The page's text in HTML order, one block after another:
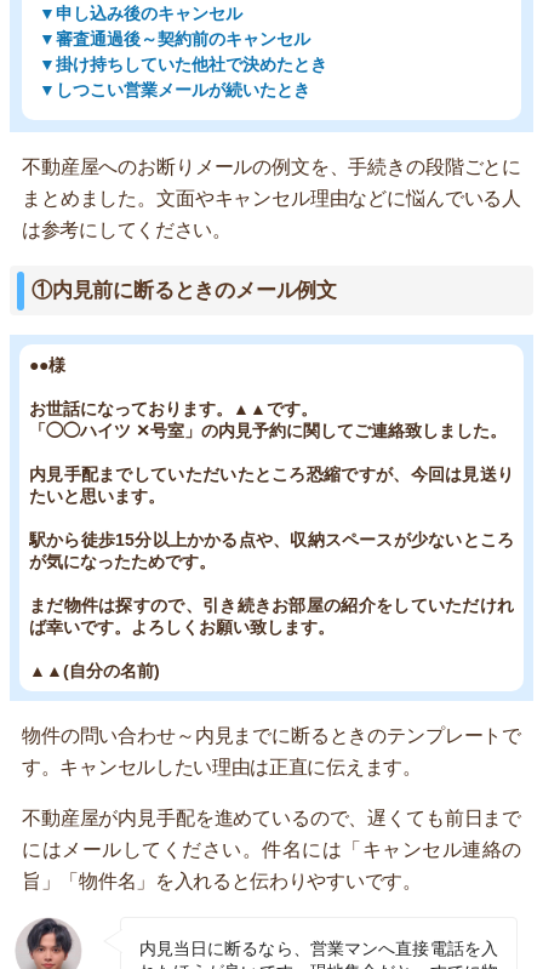
▼申し込み後のキャンセル
▼審査通過後～契約前のキャンセル
▼掛け持ちしていた他社で決めたとき
▼しつこい営業メールが続いたとき
不動産屋へのお断りメールの例文を、手続きの段階ごとに
まとめました。文面やキャンセル理由などに悩んでいる人
は参考にしてください。
①内見前に断るときのメール例文
●●様
お世話になっております。▲▲です。
「◯◯ハイツ ✕号室」の内見予約に関してご連絡致しました。
内見手配までしていただいたところ恐縮ですが、今回は見送り
たいと思います。
駅から徒歩15分以上かかる点や、収納スペースが少ないところ
が気になったためです。
まだ物件は探すので、引き続きお部屋の紹介をしていただけれ
ば幸いです。よろしくお願い致します。
▲▲(自分の名前)
物件の問い合わせ～内見までに断るときのテンプレートで
す。キャンセルしたい理由は正直に伝えます。
不動産屋が内見手配を進めているので、遅くても前日まで
にはメールしてください。件名には「キャンセル連絡の
旨」「物件名」を入れると伝わりやすいです。
内見当日に断るなら、営業マンへ直接電話を入